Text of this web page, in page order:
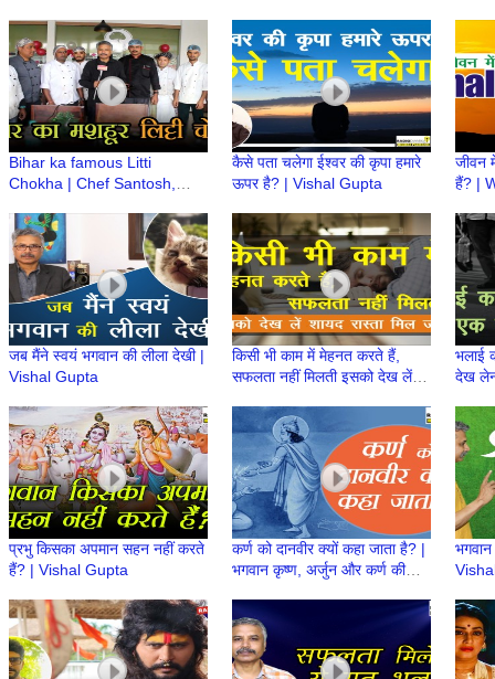
Interview
Bihar ka famous Litti
Chokha | Chef Santosh,
The Food Genre
कैसे पता चलेगा ईश्वर की कृपा हमारे
ऊपर है? | Vishal Gupta
जीवन
हैं? |
जब मैंने स्वयं भगवान की लीला देखी |
Vishal Gupta
किसी भी काम में मेहनत करते हैं,
सफलता नहीं मिलती इसको देख लें
Gupta
भलाई
देख
प्रभु किसका अपमान सहन नहीं करते
हैं? | Vishal Gupta
कर्ण को दानवीर क्यों कहा जाता है? |
भगवान कृष्ण, अर्जुन और कर्ण की